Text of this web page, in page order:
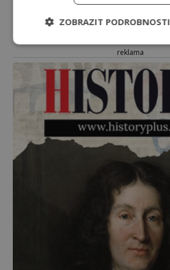
reklama
ZOBRAZIT PODROBNOSTI